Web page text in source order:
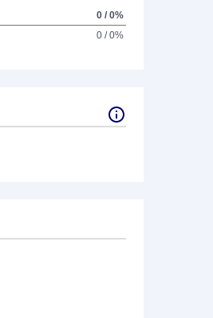
0 / 0%
0 / 0%